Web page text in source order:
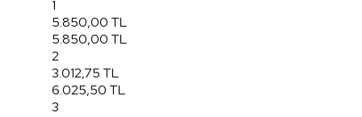
1
5.850,00 TL
5.850,00 TL
2
3.012,75 TL
6.025,50 TL
3